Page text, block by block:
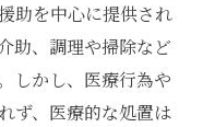
助を中心に提供され
助、調理や掃除など
しかし、医療行為や
ず、医療的な処置は